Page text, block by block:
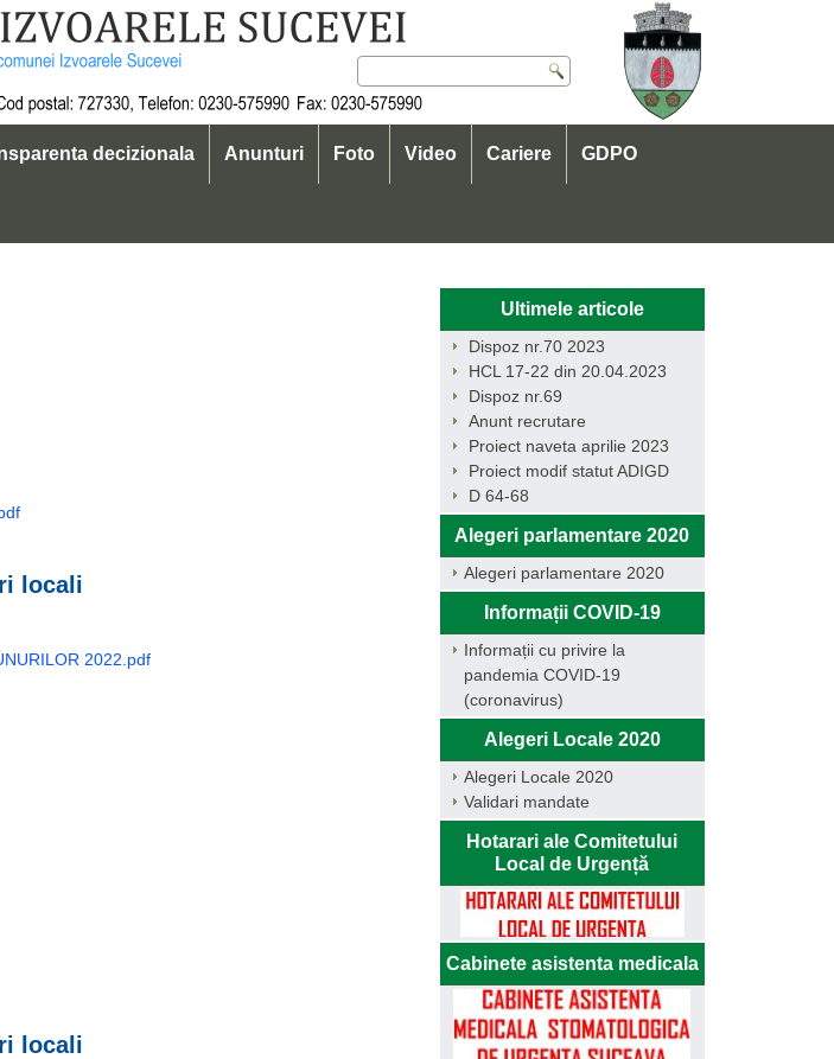
decizionala Anunturi Foto Video Cariere GDPO
locali
2022.pdf
locali
Ultimele articole
Dispoz nr.70 2023
HCL 17-22 din 20.04.2023
Dispoz nr.69
Anunt recrutare
Proiect naveta aprilie 2023
Proiect modif statut ADIGD
D 64-68
Alegeri parlamentare 2020
Alegeri parlamentare 2020
Informații COVID-19
Informații cu privire la
pandemia COVID-19
(coronavirus)
Alegeri Locale 2020
Alegeri Locale 2020
Validari mandate
Hotarari ale Comitetului
Local de Urgență
Cabinete asistenta medicala